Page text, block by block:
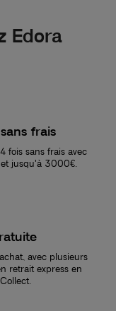
Edora
frais
fois sans frais avec
jusqu'à 3000€.
avec plusieurs
retrait express en